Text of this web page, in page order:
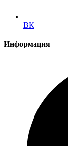
ВК
Информация